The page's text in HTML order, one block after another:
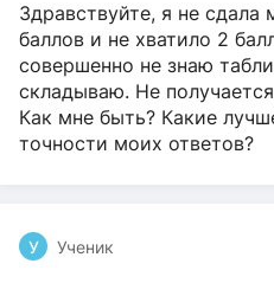
Здравствуйте, я не сдала
баллов и не хватило 2
совершенно не знаю
складываю. Не
Как мне быть? Какие
точности моих ответов?
У Ученик